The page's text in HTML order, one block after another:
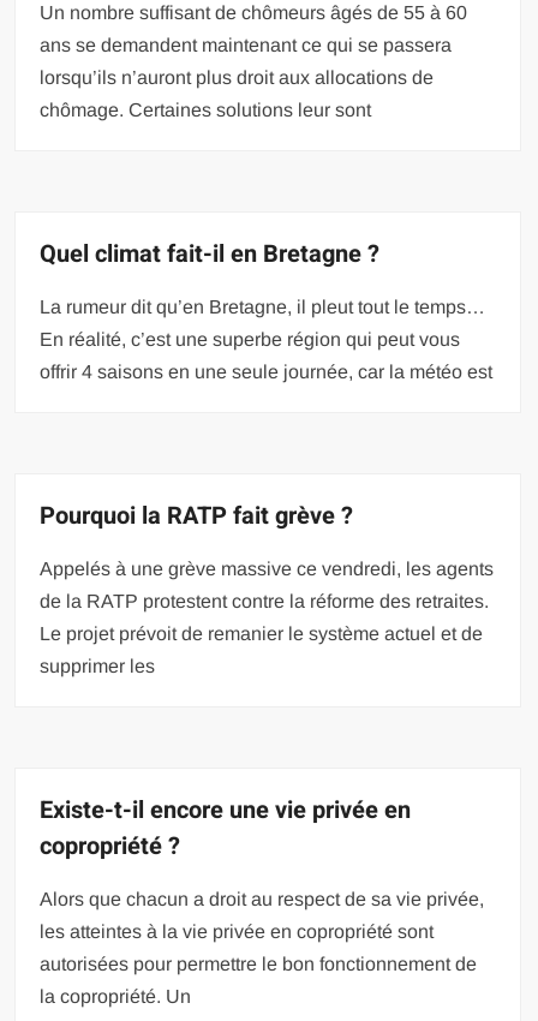
Un nombre suffisant de chômeurs âgés de 55 à 60
ans se demandent maintenant ce qui se passera
lorsqu’ils n’auront plus droit aux allocations de
chômage. Certaines solutions leur sont
Quel climat fait-il en Bretagne ?
La rumeur dit qu’en Bretagne, il pleut tout le temps…
En réalité, c’est une superbe région qui peut vous
offrir 4 saisons en une seule journée, car la météo est
Pourquoi la RATP fait grève ?
Appelés à une grève massive ce vendredi, les agents
de la RATP protestent contre la réforme des retraites.
Le projet prévoit de remanier le système actuel et de
supprimer les
Existe-t-il encore une vie privée en
copropriété ?
Alors que chacun a droit au respect de sa vie privée,
les atteintes à la vie privée en copropriété sont
autorisées pour permettre le bon fonctionnement de
la copropriété. Un